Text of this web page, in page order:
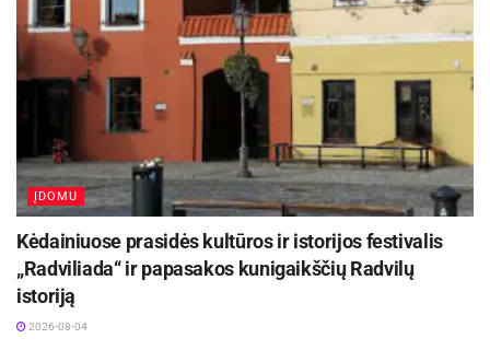
ĮDOMU
Kėdainiuose prasidės kultūros ir istorijos festivalis
„Radviliada“ ir papasakos kunigaikščių Radvilų
istoriją
2026-08-04